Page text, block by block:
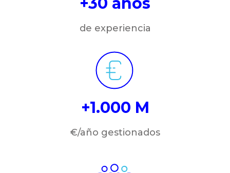
de experiencia
+1.000 M
€/año gestionados